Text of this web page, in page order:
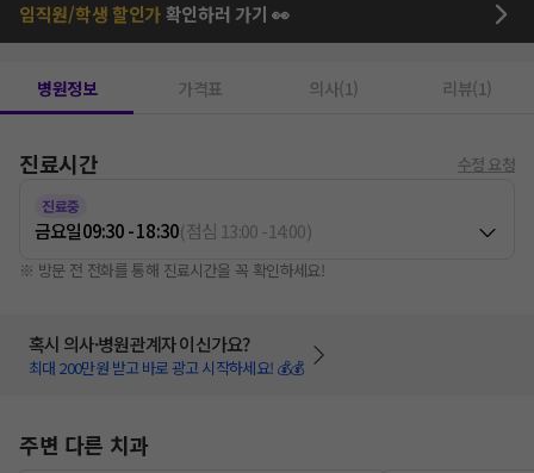
임직원/학생 할인가확인하러 가기 👀
병원정보 가격표 의사(1) 리뷰(1)
진료시간 수정 요청
진료중
금요일09:30 - 18:30(점심 13:00-14:00)
※ 방문 전 전화를 통해 진료시간을 꼭 확인하세요!
혹시 의사·병원관계자 이신가요?
최대 200만원 받고 바로 광고 시작하세요! 💰💰
주변 다른 치과